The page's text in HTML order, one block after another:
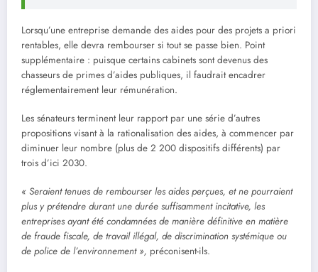
Lorsqu’une entreprise demande des aides pour des projets a priori
rentables, elle devra rembourser si tout se passe bien. Point
supplémentaire : puisque certains cabinets sont devenus des
chasseurs de primes d’aides publiques, il faudrait encadrer
réglementairement leur rémunération.
Les sénateurs terminent leur rapport par une série d’autres
propositions visant à la rationalisation des aides, à commencer par
diminuer leur nombre (plus de 2 200 dispositifs différents) par
trois d’ici 2030.
« Seraient tenues de rembourser les aides perçues, et ne pourraient
plus y prétendre durant une durée suffisamment incitative, les
entreprises ayant été condamnées de manière définitive en matière
de fraude fiscale, de travail illégal, de discrimination systémique ou
de police de l’environnement », préconisent-ils.